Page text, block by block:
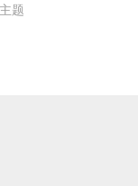
题